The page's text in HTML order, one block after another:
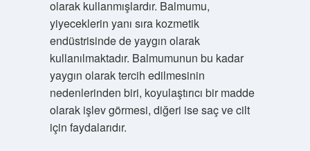
olarak kullanmışlardır. Balmumu,
yiyeceklerin yanı sıra kozmetik
endüstrisinde de yaygın olarak
kullanılmaktadır. Balmumunun bu kadar
yaygın olarak tercih edilmesinin
nedenlerinden biri, koyulaştırıcı bir madde
olarak işlev görmesi, diğeri ise saç ve cilt
için faydalarıdır.